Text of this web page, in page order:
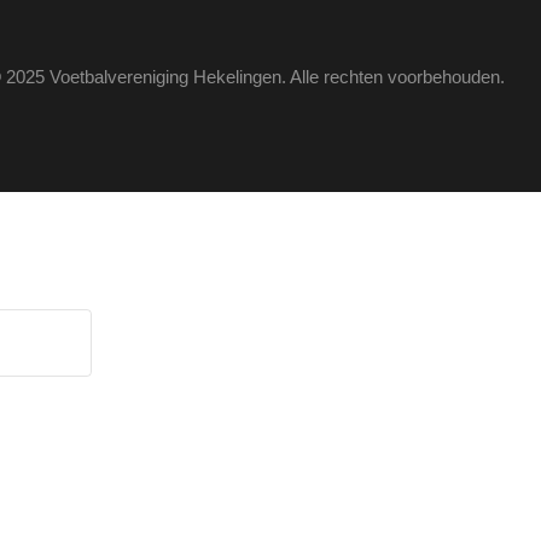
Voetbalvereniging Hekelingen. Alle rechten voorbehouden.